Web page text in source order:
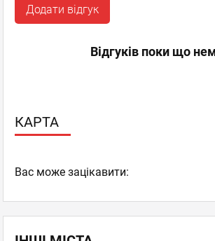
Додати відгук
Відгуків поки що
КАРТА
Вас може зацікавити: